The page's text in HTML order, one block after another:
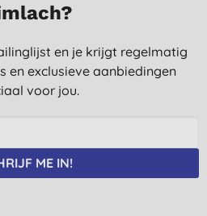
en je krijgt regelmatig
en exclusieve aanbiedingen
voor jou.
ME IN!